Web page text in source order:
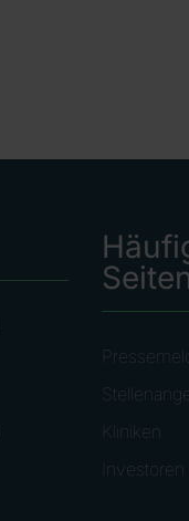
Seiten
Kliniken
Investoren